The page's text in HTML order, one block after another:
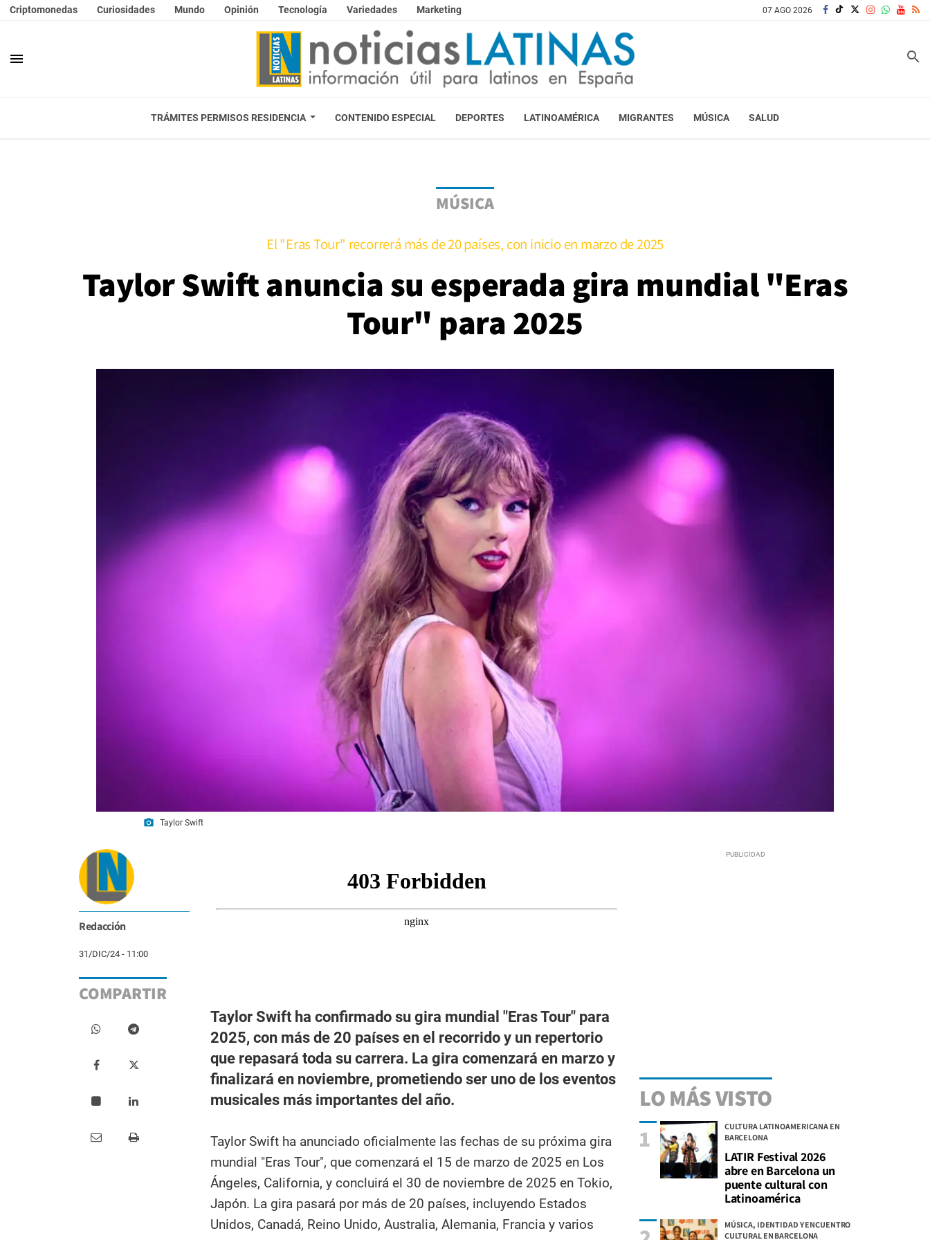
Criptomonedas Curiosidades Mundo Opinión Tecnología Variedades Marketing 07 AGO 2026
menu search
TRÁMITES PERMISOS RESIDENCIA CONTENIDO ESPECIAL DEPORTES LATINOAMÉRICA MIGRANTES MÚSICA SALUD
MÚSICA
El "Eras Tour" recorrerá más de 20 países, con inicio en marzo de 2025
Taylor Swift anuncia su esperada gira mundial "Eras
Tour" para 2025
photo_camera Taylor Swift
Redacción
31/DIC/24 - 11:00
COMPARTIR
Taylor Swift ha confirmado su gira mundial "Eras Tour" para
2025, con más de 20 países en el recorrido y un repertorio
que repasará toda su carrera. La gira comenzará en marzo y
finalizará en noviembre, prometiendo ser uno de los eventos
musicales más importantes del año.
Taylor Swift ha anunciado oficialmente las fechas de su próxima gira
mundial "Eras Tour", que comenzará el 15 de marzo de 2025 en Los
Ángeles, California, y concluirá el 30 de noviembre de 2025 en Tokio,
Japón. La gira pasará por más de 20 países, incluyendo Estados
Unidos, Canadá, Reino Unido, Australia, Alemania, Francia y varios
LO MÁS VISTO
CULTURA LATINOAMERICANA EN
BARCELONA
LATIR Festival 2026
abre en Barcelona un
puente cultural con
Latinoamérica
1
MÚSICA, IDENTIDAD Y ENCUENTRO
CULTURAL EN BARCELONA